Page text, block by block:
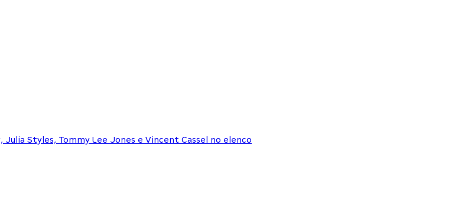
Styles, Tommy Lee Jones e Vincent Cassel no elenco